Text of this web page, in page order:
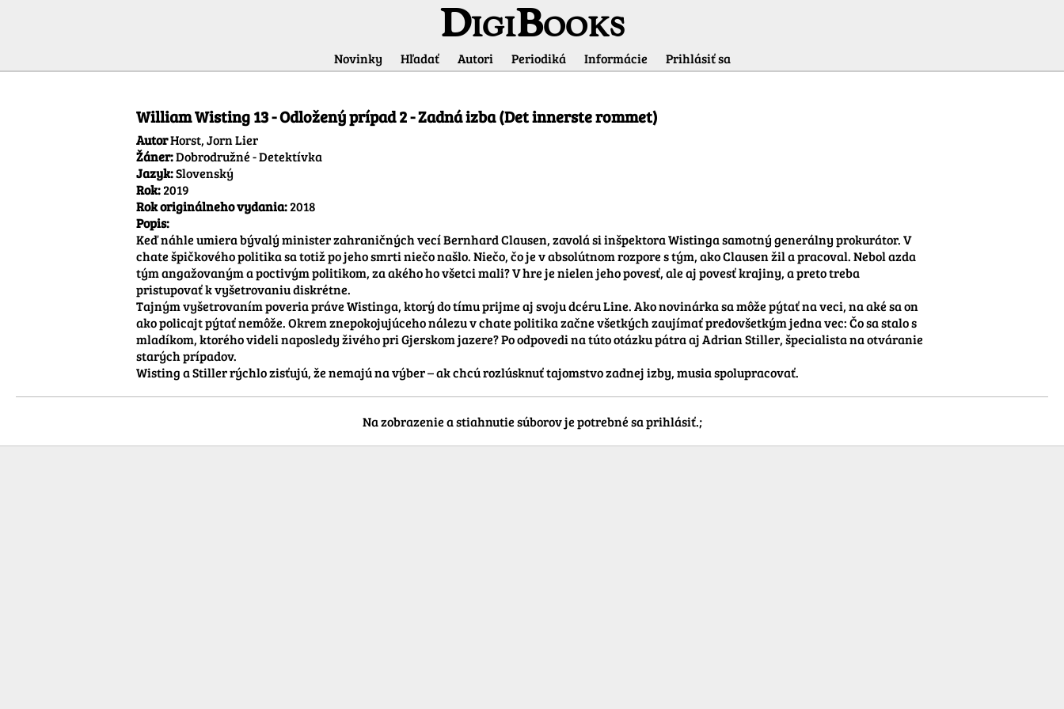
DigiBooks
Novinky Hľadať Autori Periodiká Informácie Prihlásiť sa
William Wisting 13 - Odložený prípad 2 - Zadná izba (Det innerste rommet)
AutorHorst, Jorn Lier
Žáner:Dobrodružné - Detektívka
Jazyk:Slovenský
Rok:2019
Rok originálneho vydania:2018
Popis:
Keď náhle umiera bývalý minister zahraničných vecí Bernhard Clausen, zavolá si inšpektora Wistinga samotný generálny prokurátor. V
chate špičkového politika sa totiž po jeho smrti niečo našlo. Niečo, čo je v absolútnom rozpore s tým, ako Clausen žil a pracoval. Nebol azda
tým angažovaným a poctivým politikom, za akého ho všetci mali? V hre je nielen jeho povesť, ale aj povesť krajiny, a preto treba
pristupovať k vyšetrovaniu diskrétne.
Tajným vyšetrovaním poveria práve Wistinga, ktorý do tímu prijme aj svoju dcéru Line. Ako novinárka sa môže pýtať na veci, na aké sa on
ako policajt pýtať nemôže. Okrem znepokojujúceho nálezu v chate politika začne všetkých zaujímať predovšetkým jedna vec: Čo sa stalo s
mladíkom, ktorého videli naposledy živého pri Gjerskom jazere? Po odpovedi na túto otázku pátra aj Adrian Stiller, špecialista na otváranie
starých prípadov.
Wisting a Stiller rýchlo zisťujú, že nemajú na výber – ak chcú rozlúsknuť tajomstvo zadnej izby, musia spolupracovať.
Na zobrazenie a stiahnutie súborov je potrebné sa prihlásiť.;